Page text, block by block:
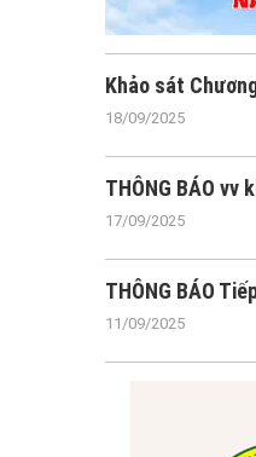
Khảo sát
18/09/2025
THÔNG BÁO vv
17/09/2025
THÔNG BÁO
11/09/2025